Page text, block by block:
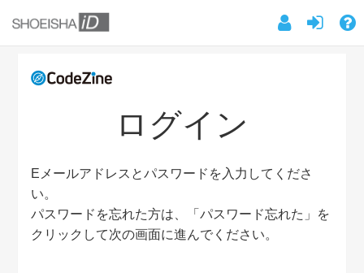
ログイン
Eメールアドレスとパスワードを入力してくださ
い。
パスワードを忘れた方は、「パスワード忘れた」を
クリックして次の画面に進んでください。